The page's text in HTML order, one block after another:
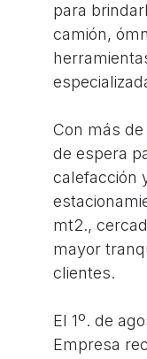
para
camión,
Con más
de espera
calefacción
mt2.,
mayor
clientes.
El 1º. de
Empresa